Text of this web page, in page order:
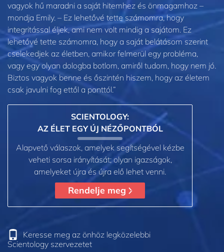
vagyok hű maradni a saját hitemhez és önmagamhoz –
mondja Emily. – Ez lehetővé tette számomra, hogy
integritással éljek, ami nem volt mindig a sajátom. Ez
lehetővé tette számomra, hogy a saját belátásom szerint
cselekedjek az életben, amikor felmerül egy probléma,
vagy egy olyan dologba botlom, amiről tudom, hogy nem jó.
Biztos vagyok benne és őszintén hiszem, hogy az életem
csak javulni fog ettől a ponttól.”
SCIENTOLOGY:
AZ ÉLET EGY ÚJ NÉZŐPONTBÓL
Alapvető válaszok, amelyek segítségével kézbe
veheti sorsa irányítását; olyan igazságok,
amelyeket újra és újra elő lehet venni.
Rendelje meg
Keresse meg az önhöz legközelebbi
Scientology szervezetet